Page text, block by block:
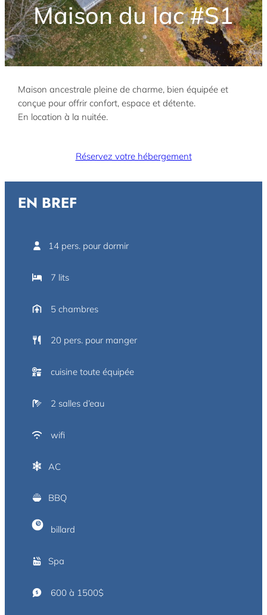
Maison du lac #S1
Maison ancestrale pleine de charme, bien équipée et
conçue pour offrir confort, espace et détente.
En location à la nuitée.
Réservez votre hébergement
EN BREF
14 pers. pour dormir
7 lits
5 chambres
20 pers. pour manger
cuisine toute équipée
2 salles d’eau
wifi
AC
BBQ
billard
Spa
600 à 1500$